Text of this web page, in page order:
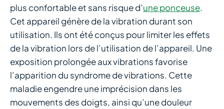
plus confortable et sans risque d’une ponceuse.
Cet appareil génère de la vibration durant son
utilisation. Ils ont été conçus pour limiter les effets
de la vibration lors de l’utilisation de l’appareil. Une
exposition prolongée aux vibrations favorise
l’apparition du syndrome de vibrations. Cette
maladie engendre une imprécision dans les
mouvements des doigts, ainsi qu’une douleur